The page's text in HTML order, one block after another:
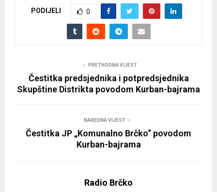
PODIJELI 0
PRETHODNA VIJEST
Čestitka predsjednika i potpredsjednika
Skupštine Distrikta povodom Kurban-bajrama
NAREDNA VIJEST
Čestitka JP „Komunalno Brčko“ povodom
Kurban-bajrama
Radio Brčko